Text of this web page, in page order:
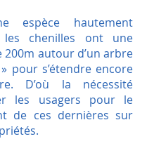
espèce hautement
les chenilles ont une
200m autour d’un arbre
pour s’étendre encore
D’où la nécessité
les usagers pour le
de ces dernières sur